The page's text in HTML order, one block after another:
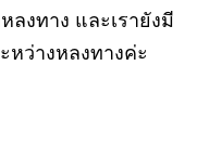
ลงทาง และเรายังมี
หว่างหลงทางค่ะ